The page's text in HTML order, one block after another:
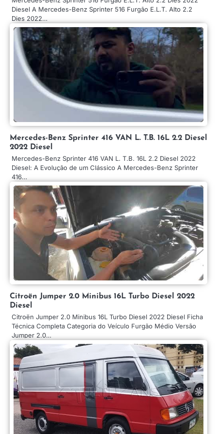
Diesel A Mercedes-Benz Sprinter 516 Furgão E.L.T. Alto 2.2
Dies 2022…
Mercedes-Benz Sprinter 416 VAN L. T.B. 16L 2.2 Diesel
2022 Diesel
Mercedes-Benz Sprinter 416 VAN L. T.B. 16L 2.2 Diesel 2022
Diesel: A Evolução de um Clássico A Mercedes-Benz Sprinter
416…
Citroën Jumper 2.0 Minibus 16L Turbo Diesel 2022
Diesel
Citroën Jumper 2.0 Minibus 16L Turbo Diesel 2022 Diesel Ficha
Técnica Completa Categoria do Veículo Furgão Médio Versão
Jumper 2.0…